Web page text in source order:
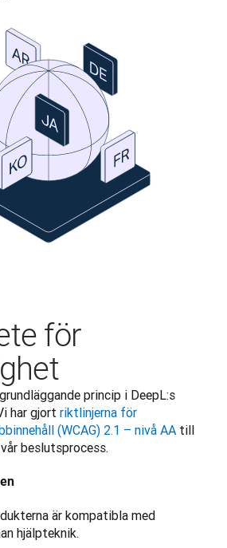
för
princip i DeepL:s
har gjort riktlinjerna för
(WCAG) 2.1 – nivå AA till
beslutsprocess.
är kompatibla med
hjälpteknik.